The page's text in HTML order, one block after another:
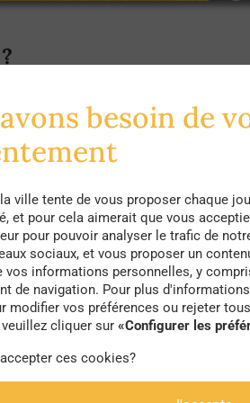
constats alarmants de
de vie actuels nous
des écrans dans le
pratiquer une activité
de la Santé,une
jour pour les adultes et une
000 pas par jour, soit
le risque de pathologies,
de taille, mais pour autant
eu d’amélioration des niveaux
besoin de
ville tente de vous proposer chaque
et pour cela aimerait que vous
pour pouvoir analyser le trafic de
sociaux, et vous proposer un
vos informations personnelles, y
de navigation. Pour plus
modifier vos préférences ou rejeter
cliquer sur «Configurer les
ces cookies?